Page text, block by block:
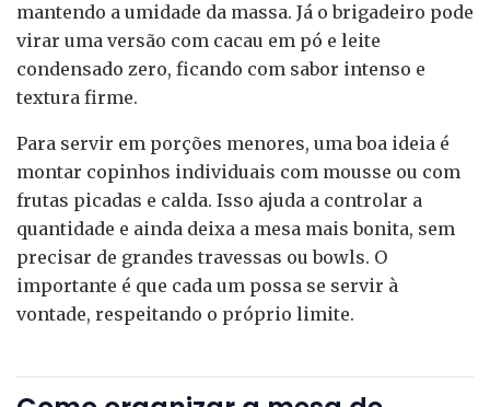
mantendo a umidade da massa. Já o brigadeiro pode
virar uma versão com cacau em pó e leite
condensado zero, ficando com sabor intenso e
textura firme.
Para servir em porções menores, uma boa ideia é
montar copinhos individuais com mousse ou com
frutas picadas e calda. Isso ajuda a controlar a
quantidade e ainda deixa a mesa mais bonita, sem
precisar de grandes travessas ou bowls. O
importante é que cada um possa se servir à
vontade, respeitando o próprio limite.